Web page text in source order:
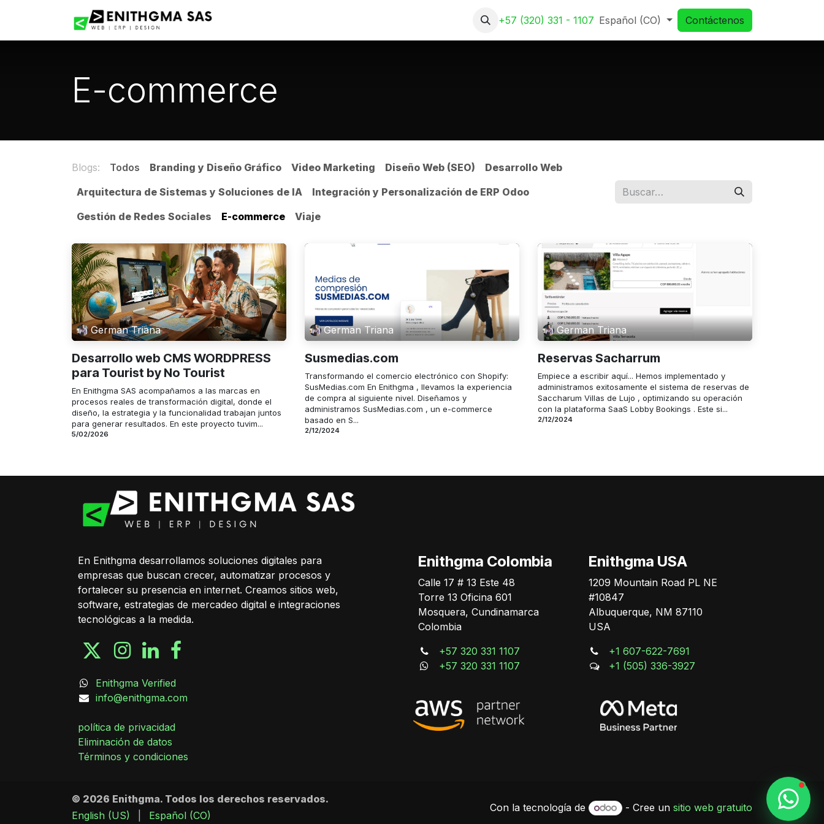
+57 (320) 331 - 1107 Español (CO) Contáctenos
E-commerce
Blogs: Todos Branding y Diseño Gráfico Video Marketing Diseño Web (SEO)
Desarrollo Web
Arquitectura de Sistemas y Soluciones de IA
Integración y Personalización de ERP Odoo
Gestión de Redes Sociales
E-commerce Viaje
German Triana
Desarrollo web CMS WORDPRESS
para Tourist by No Tourist
En Enithgma SAS acompañamos a las marcas en
procesos reales de transformación digital, donde el
diseño, la estrategia y la funcionalidad trabajan juntos
para generar resultados. En este proyecto tuvim...
5/02/2026
German Triana
Susmedias.com
Transformando el comercio electrónico con Shopify:
SusMedias.com En Enithgma , llevamos la experiencia
de compra al siguiente nivel. Diseñamos y
administramos SusMedias.com , un e-commerce
basado en S...
2/12/2024
German Triana
Reservas Sacharrum
Empiece a escribir aquí... Hemos implementado y
administramos exitosamente el sistema de reservas de
Saccharum Villas de Lujo , optimizando su operación
con la plataforma SaaS Lobby Bookings . Este si...
2/12/2024
En Enithgma desarrollamos soluciones digitales para
empresas que buscan crecer, automatizar procesos y
fortalecer su presencia en internet. Creamos sitios web,
software, estrategias de mercadeo digital e integraciones
tecnológicas a la medida.
Enithgma USA
1209 Mountain Road PL NE
#10847
Albuquerque, NM 87110
USA
+1 607-622-7691
+1 (505) 336-3927
Enithgma Verified
info@enithgma.com
política de privacidad
Eliminación de datos
Términos y condiciones
Enithgma Colombia
Calle 17 # 13 Este 48
Torre 13 Oficina 601
Mosquera, Cundinamarca
Colombia
+57 320 331 1107
+57 320 331 1107
© 2026 Enithgma. Todos los derechos reservados.
English (US)
Español (CO)
Con la tecnología de - Cree un sitio web gratuito